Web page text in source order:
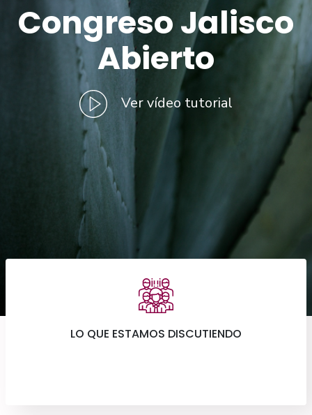
Congreso Jalisco
Abierto
Ver vídeo tutorial
LO QUE ESTAMOS DISCUTIENDO